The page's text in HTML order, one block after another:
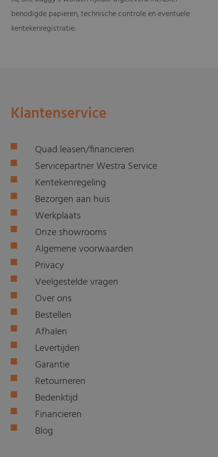
benodigde papieren, technische controle en eventuele
kentekenregistratie.
Klantenservice
Quad leasen/financieren
Servicepartner Westra Service
Kentekenregeling
Bezorgen aan huis
Werkplaats
Onze showrooms
Algemene voorwaarden
Privacy
Veelgestelde vragen
Over ons
Bestellen
Afhalen
Levertijden
Garantie
Retourneren
Bedenktijd
Financieren
Blog